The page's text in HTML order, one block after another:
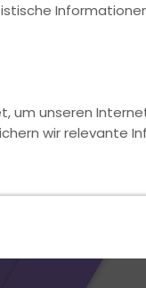
um unseren
wir relevante